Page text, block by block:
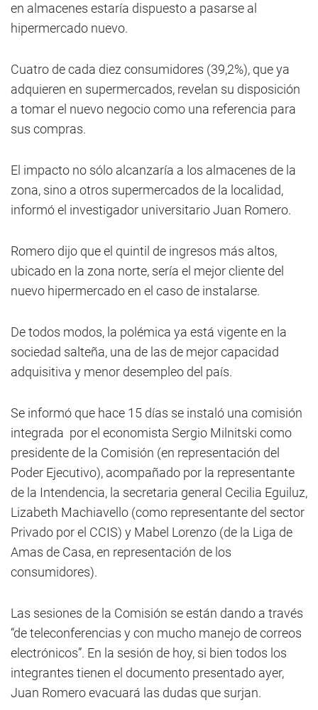
en almacenes estaría dispuesto a pasarse al
hipermercado nuevo.
Cuatro de cada diez consumidores (39,2%), que ya
adquieren en supermercados, revelan su disposición
a tomar el nuevo negocio como una referencia para
sus compras.
El impacto no sólo alcanzaría a los almacenes de la
zona, sino a otros supermercados de la localidad,
informó el investigador universitario Juan Romero.
Romero dijo que el quintil de ingresos más altos,
ubicado en la zona norte, sería el mejor cliente del
nuevo hipermercado en el caso de instalarse.
De todos modos, la polémica ya está vigente en la
sociedad salteña, una de las de mejor capacidad
adquisitiva y menor desempleo del país.
Se informó que hace 15 días se instaló una comisión
integrada por el economista Sergio Milnitski como
presidente de la Comisión (en representación del
Poder Ejecutivo), acompañado por la representante
de la Intendencia, la secretaria general Cecilia Eguiluz,
Lizabeth Machiavello (como representante del sector
Privado por el CCIS) y Mabel Lorenzo (de la Liga de
Amas de Casa, en representación de los
consumidores).
Las sesiones de la Comisión se están dando a través
“de teleconferencias y con mucho manejo de correos
electrónicos”. En la sesión de hoy, si bien todos los
integrantes tienen el documento presentado ayer,
Juan Romero evacuará las dudas que surjan.